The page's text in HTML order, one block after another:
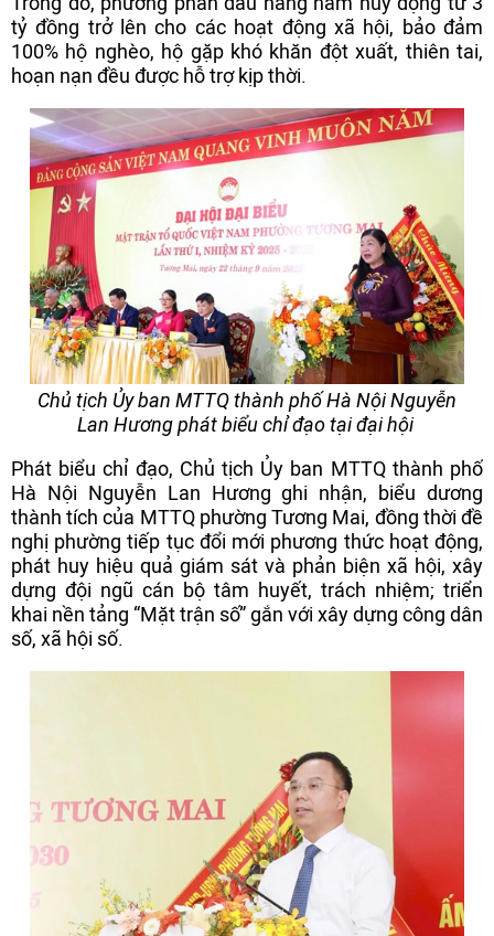
tỷ đồng trở lên cho các hoạt động xã hội, bảo đảm
100% hộ nghèo, hộ gặp khó khăn đột xuất, thiên tai,
hoạn nạn đều được hỗ trợ kịp thời.
Chủ tịch Ủy ban MTTQ thành phố Hà Nội Nguyễn
Lan Hương phát biểu chỉ đạo tại đại hội
Phát biểu chỉ đạo, Chủ tịch Ủy ban MTTQ thành phố
Hà Nội Nguyễn Lan Hương ghi nhận, biểu dương
thành tích của MTTQ phường Tương Mai, đồng thời đề
nghị phường tiếp tục đổi mới phương thức hoạt động,
phát huy hiệu quả giám sát và phản biện xã hội, xây
dựng đội ngũ cán bộ tâm huyết, trách nhiệm; triển
khai nền tảng “Mặt trận số” gắn với xây dựng công dân
số, xã hội số.